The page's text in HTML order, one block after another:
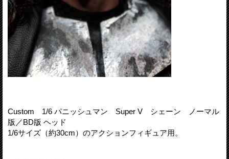
Custom 1/6 パニッシュマン Super V シェーン ノーマル
版／BD版 ヘッド
1/6サイズ（約30cm）のアクションフィギュア用。